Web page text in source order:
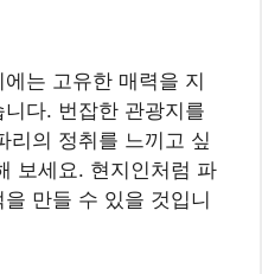
는 고유한 매력을 지
다. 번잡한 관광지를
리의 정취를 느끼고 싶
보세요. 현지인처럼 파
만들 수 있을 것입니